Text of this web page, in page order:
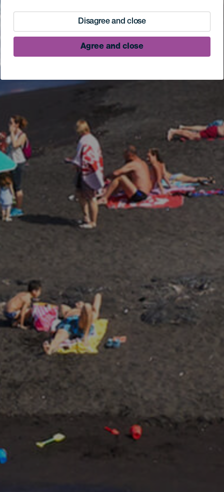
Disagree and close
Agree and close